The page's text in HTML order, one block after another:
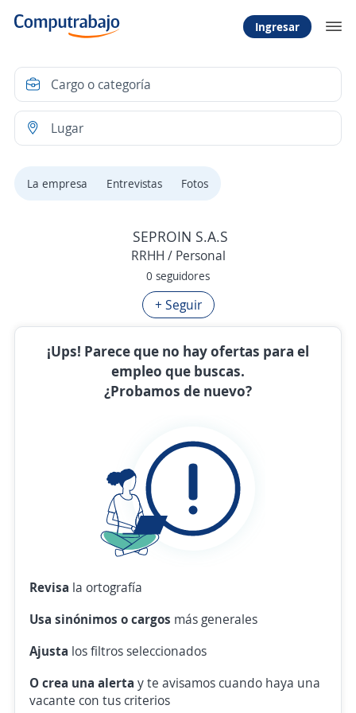
Ingresar
La empresa Entrevistas Fotos
SEPROIN S.A.S
RRHH / Personal
0 seguidores
+ Seguir
¡Ups! Parece que no hay ofertas para el
empleo que buscas.
¿Probamos de nuevo?
Revisa la ortografía
Usa sinónimos o cargos más generales
Ajusta los filtros seleccionados
O crea una alerta y te avisamos cuando haya una
vacante con tus criterios